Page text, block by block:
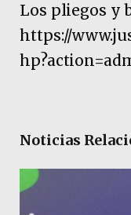
Los pliegos y
https://
Noticias